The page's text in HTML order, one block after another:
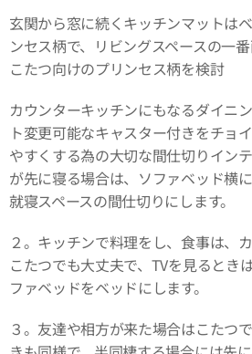
玄関から窓に続くキッチンマットは
ンセス柄で、リビングスペースの一
こたつ向けのプリンセス柄を検討
カウンターキッチンにもなるダイニ
ト変更可能なキャスター付きをチョ
やすくする為の大切な間仕切りイン
が先に寝る場合は、ソファベッド横
就寝スペースの間仕切りにします。
２。キッチンで料理をし、食事は、
こたつでも大丈夫で、TVを見るとき
ファベッドをベッドにします。
３。友達や相方が来た場合はこたつ